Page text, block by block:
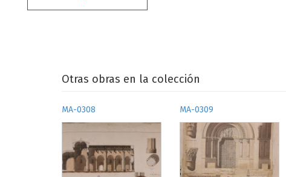
Otras obras en la colección
MA-0308 MA-0309